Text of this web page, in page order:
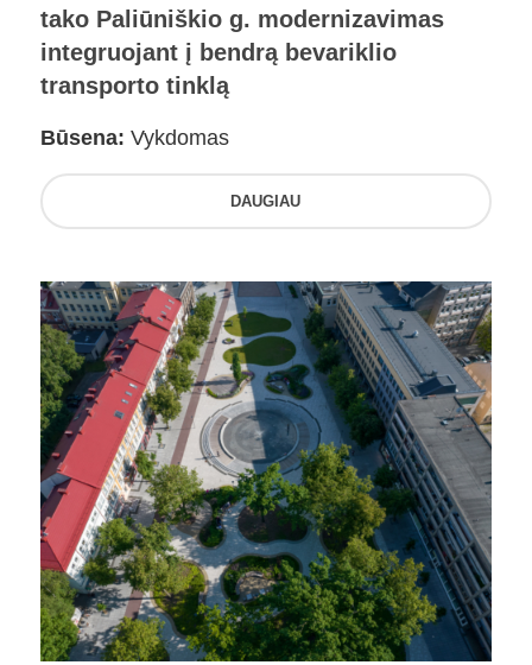
tako Paliūniškio g. modernizavimas
integruojant į bendrą bevariklio
transporto tinklą
Būsena: Vykdomas
DAUGIAU